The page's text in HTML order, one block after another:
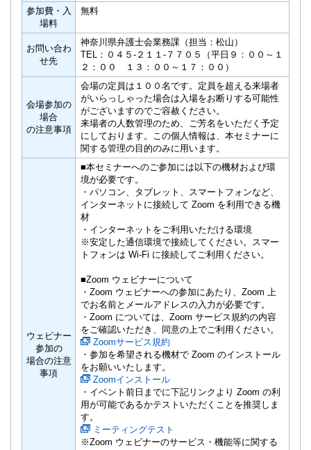
参加費・入
場料
無料
お問い合わ
せ先
神奈川県弁護士会業務課（担当：松山）
TEL：０４５-２１１-７７０５（平日９：００～１
２：００ １３：００～１７：００）
会場参加の
場合
の注意事項
会場の定員は１００名です。定員を超える来場者
がいらっしゃった場合は入場をお断りする可能性
がございますのでご容赦ください。
来場者の人数管理のため、ご芳名をいただく予定
にしております。この個人情報は、本セミナーに
関する管理の目的のみに用います。
ウェビナー
参加の
場合の注意
事項
■本セミナーへのご参加には以下の機材および環
境が必要です。
・パソコン、タブレット、スマートフォンなど、
インターネットに接続して Zoom を利用できる機
材
・インターネットをご利用いただける環境
※安定した通信環境で接続してください。スマー
トフォンは Wi-Fi に接続してご利用ください。
■Zoom ウェビナーについて
・Zoom ウェビナーへの参加にあたり、Zoom 上
でお名前とメールアドレスの入力が必要です。
・Zoom については、Zoom サービス規約の内容
をご確認いただき、同意の上でご利用ください。
Zoomサービス規約
・参加を希望される機材で Zoom のインストール
をお願いいたします。
Zoomインストール
・イベント前日までに下記リンクより Zoom の利
用が可能であるかテストいただくことを推奨しま
す。
ミーティングテスト
※Zoom ウェビナーのサービス・機能等に関する